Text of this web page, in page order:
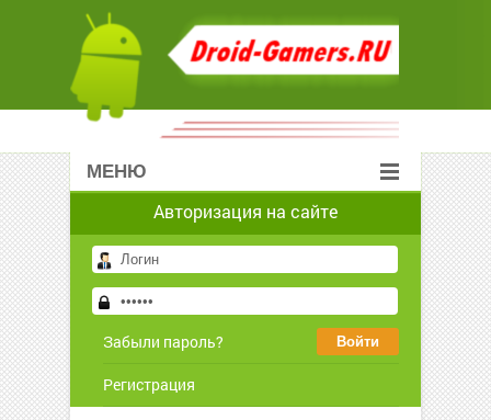
МЕНЮ
Авторизация на сайте
Забыли пароль?
Регистрация